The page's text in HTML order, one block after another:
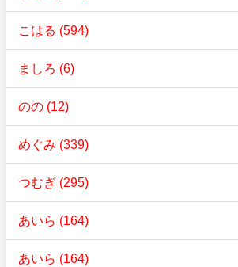
こはる (594)
ましろ (6)
のの (12)
めぐみ (339)
つむぎ (295)
あいら (164)
あいら (164)